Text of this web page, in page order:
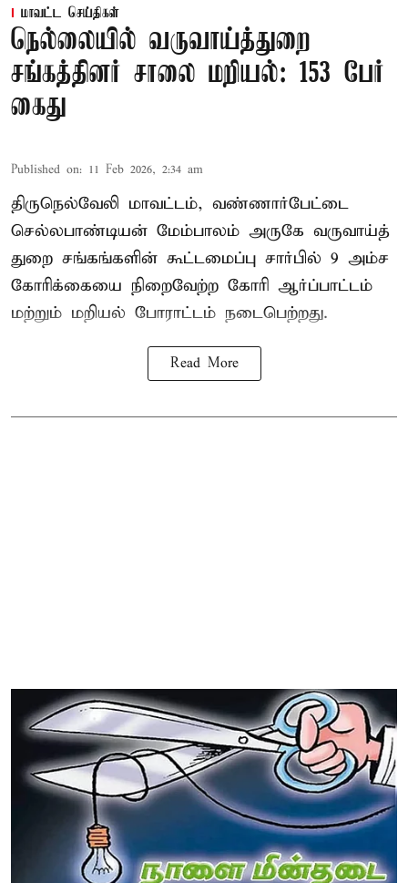
மாவட்ட செய்திகள்
நெல்லையில் வருவாய்த்துறை
சங்கத்தினர் சாலை மறியல்: 153 பேர்
கைது
Published on: 11 Feb 2026, 2:34 am
திருநெல்வேலி மாவட்டம், வண்ணார்பேட்டை
செல்லபாண்டியன் மேம்பாலம் அருகே வருவாய்த்
துறை சங்கங்களின் கூட்டமைப்பு சார்பில் 9 அம்ச
கோரிக்கையை நிறைவேற்ற கோரி ஆர்ப்பாட்டம்
மற்றும் மறியல் போராட்டம் நடைபெற்றது.
Read More